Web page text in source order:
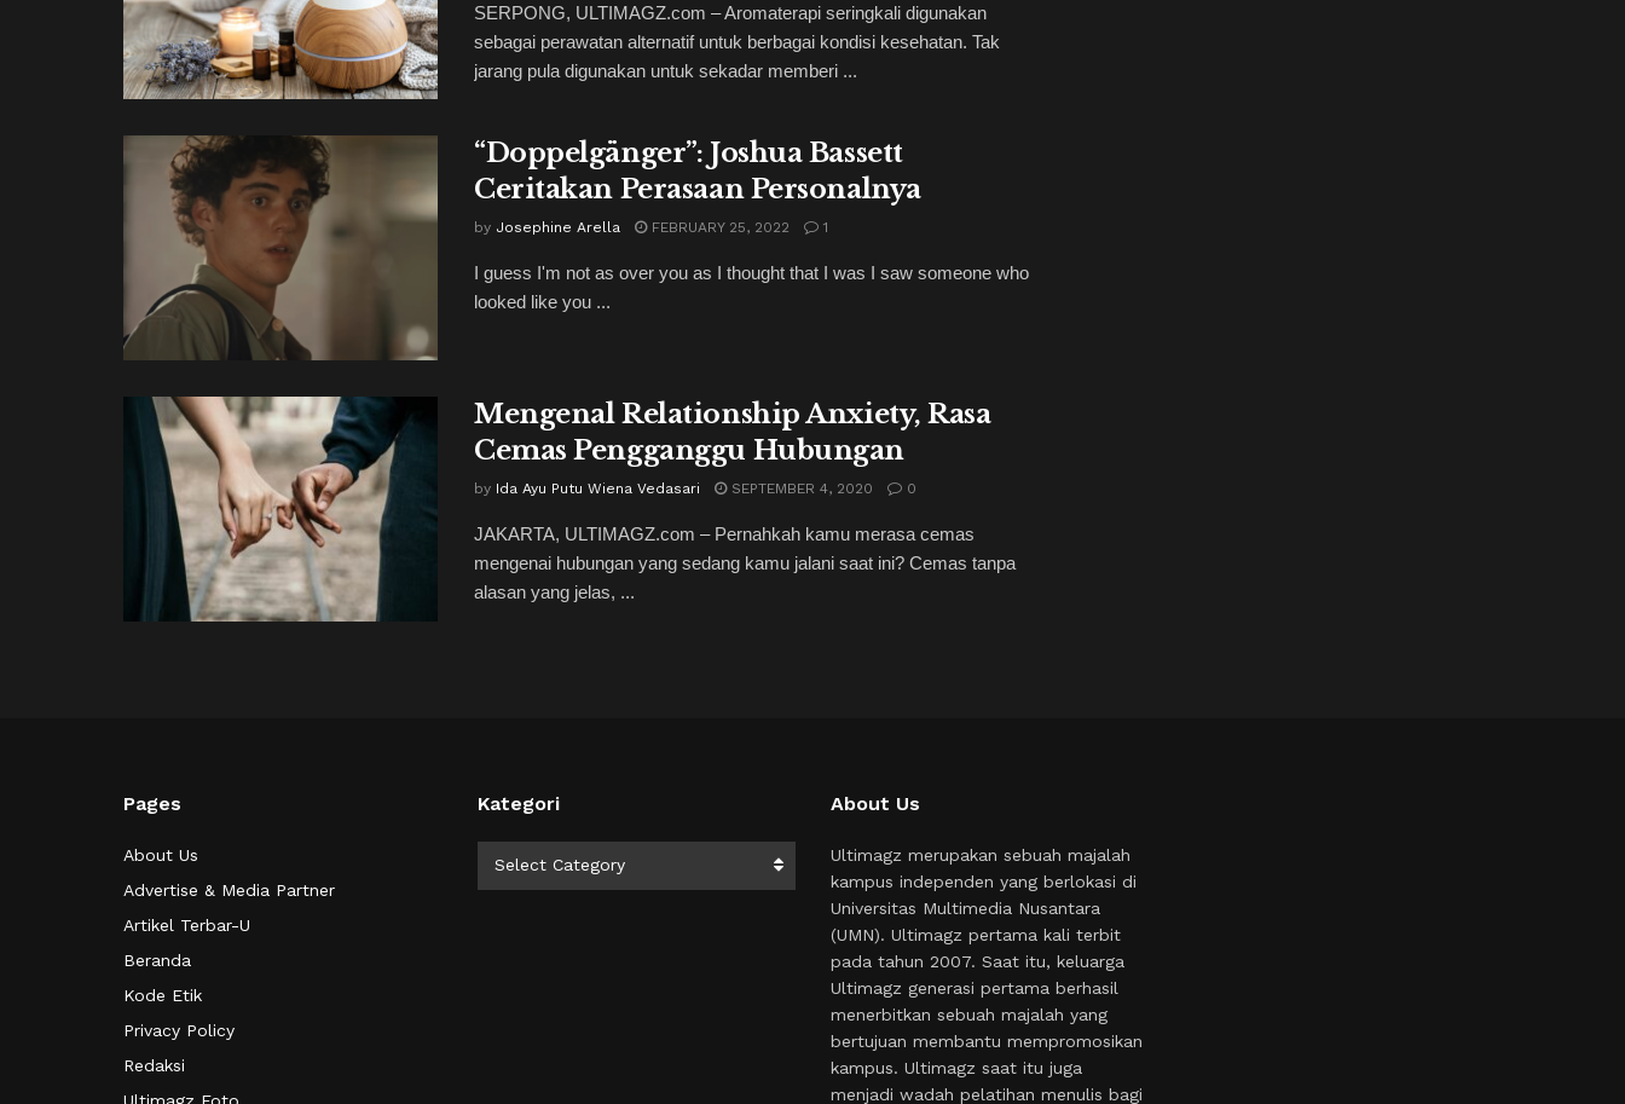
SERPONG, ULTIMAGZ.com – Aromaterapi seringkali digunakan
sebagai perawatan alternatif untuk berbagai kondisi kesehatan. Tak
jarang pula digunakan untuk sekadar memberi ...
“Doppelgänger”: Joshua Bassett
Ceritakan Perasaan Personalnya
by Josephine Arella FEBRUARY 25, 2022 1
I guess I'm not as over you as I thought that I was I saw someone who
looked like you ...
Mengenal Relationship Anxiety, Rasa
Cemas Pengganggu Hubungan
by Ida Ayu Putu Wiena Vedasari SEPTEMBER 4, 2020 0
JAKARTA, ULTIMAGZ.com – Pernahkah kamu merasa cemas
mengenai hubungan yang sedang kamu jalani saat ini? Cemas tanpa
alasan yang jelas, ...
Pages
About Us
Advertise & Media Partner
Artikel Terbar-U
Beranda
Kode Etik
Privacy Policy
Redaksi
Kategori
Kategori
Select Category
About Us
Ultimagz merupakan sebuah majalah
kampus independen yang berlokasi di
Universitas Multimedia Nusantara
(UMN). Ultimagz pertama kali terbit
pada tahun 2007. Saat itu, keluarga
Ultimagz generasi pertama berhasil
menerbitkan sebuah majalah yang
bertujuan membantu mempromosikan
kampus. Ultimagz saat itu juga
menjadi wadah pelatihan menulis bagi